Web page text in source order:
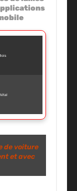
de voiture
et avec